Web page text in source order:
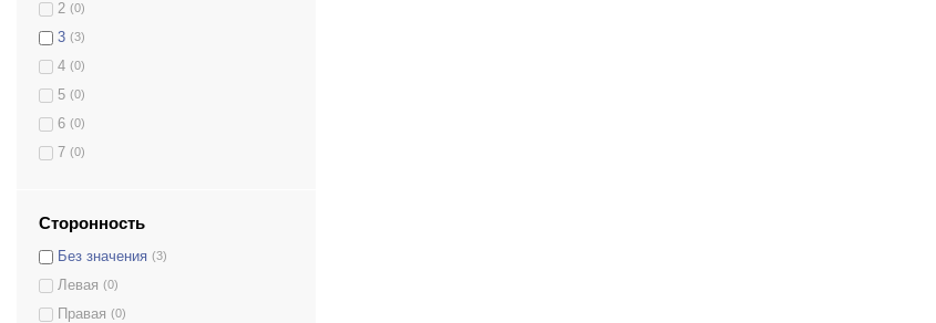
2 (0)
3 (3)
4 (0)
5 (0)
6 (0)
7 (0)
Сторонность
Без значения (3)
Левая (0)
Правая (0)